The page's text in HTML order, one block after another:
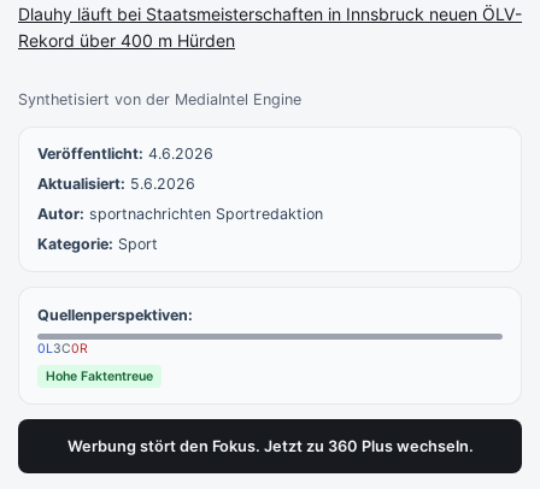
Synthetisiert von der MediaIntel Engine
Veröffentlicht: 4.6.2026
Aktualisiert: 5.6.2026
Autor: sportnachrichten Sportredaktion
Kategorie: Sport
Quellenperspektiven:
0L3C0R
Hohe Faktentreue
Werbung stört den Fokus. Jetzt zu 360 Plus wechseln.
Dlauhy läuft bei Staatsmeisterschaften in Innsbruck neuen ÖLV-
Rekord über 400 m Hürden